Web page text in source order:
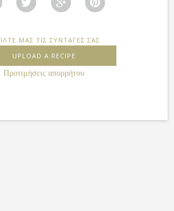
ΜΑΣ ΤΙΣ ΣΥΝΤΑΓΕΣ ΣΑΣ
UPLOAD A RECIPE
Προτιμήσεις απορρήτου